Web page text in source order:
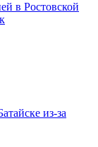
в Ростовской
из-за